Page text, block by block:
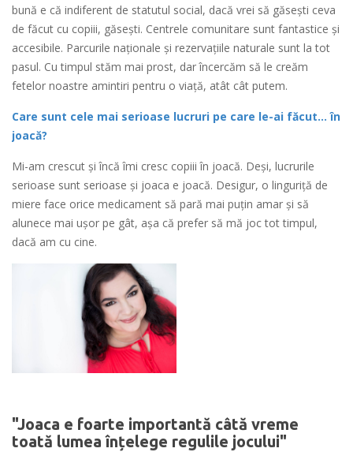
bună e că indiferent de statutul social, dacă vrei să găsești ceva
de făcut cu copiii, găsești. Centrele comunitare sunt fantastice și
accesibile. Parcurile naționale și rezervațiile naturale sunt la tot
pasul. Cu timpul stăm mai prost, dar încercăm să le creăm
fetelor noastre amintiri pentru o viață, atât cât putem.
Care sunt cele mai serioase lucruri pe care le-ai făcut… în
joacă?
Mi-am crescut și încă îmi cresc copiii în joacă. Deși, lucrurile
serioase sunt serioase și joaca e joacă. Desigur, o linguriță de
miere face orice medicament să pară mai puțin amar și să
alunece mai ușor pe gât, așa că prefer să mă joc tot timpul,
dacă am cu cine.
"Joaca e foarte importantă câtă vreme
toată lumea înțelege regulile jocului"